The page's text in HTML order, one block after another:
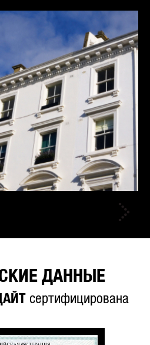
ДАННЫЕ
сертифицирована